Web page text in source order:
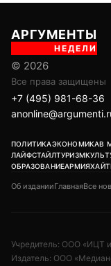
АРГУМЕНТЫ
НЕДЕЛИ
© 2026
Все права защищены
+7 (495) 981-68-36
ПОЛИТИКАЭКОНОМИКАВ
ЛАЙФСТАЙЛТУРИЗМ
ОБРАЗОВАНИЕАРМИЯ
Об изданииГлавнаяВсе
Учредитель: ООО «ИЦТ
Издатель: ООО